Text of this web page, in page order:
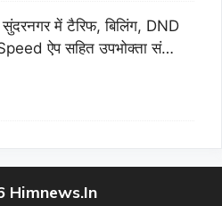
में टैरिफ, बिलिंग, DND
ऐप सहित उपभोक्ता सं…
Himnews.In